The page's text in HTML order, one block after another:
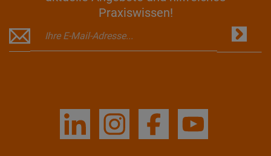
Praxiswissen!